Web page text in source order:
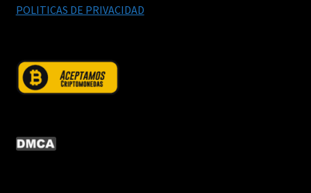
POLITICAS DE PRIVACIDAD